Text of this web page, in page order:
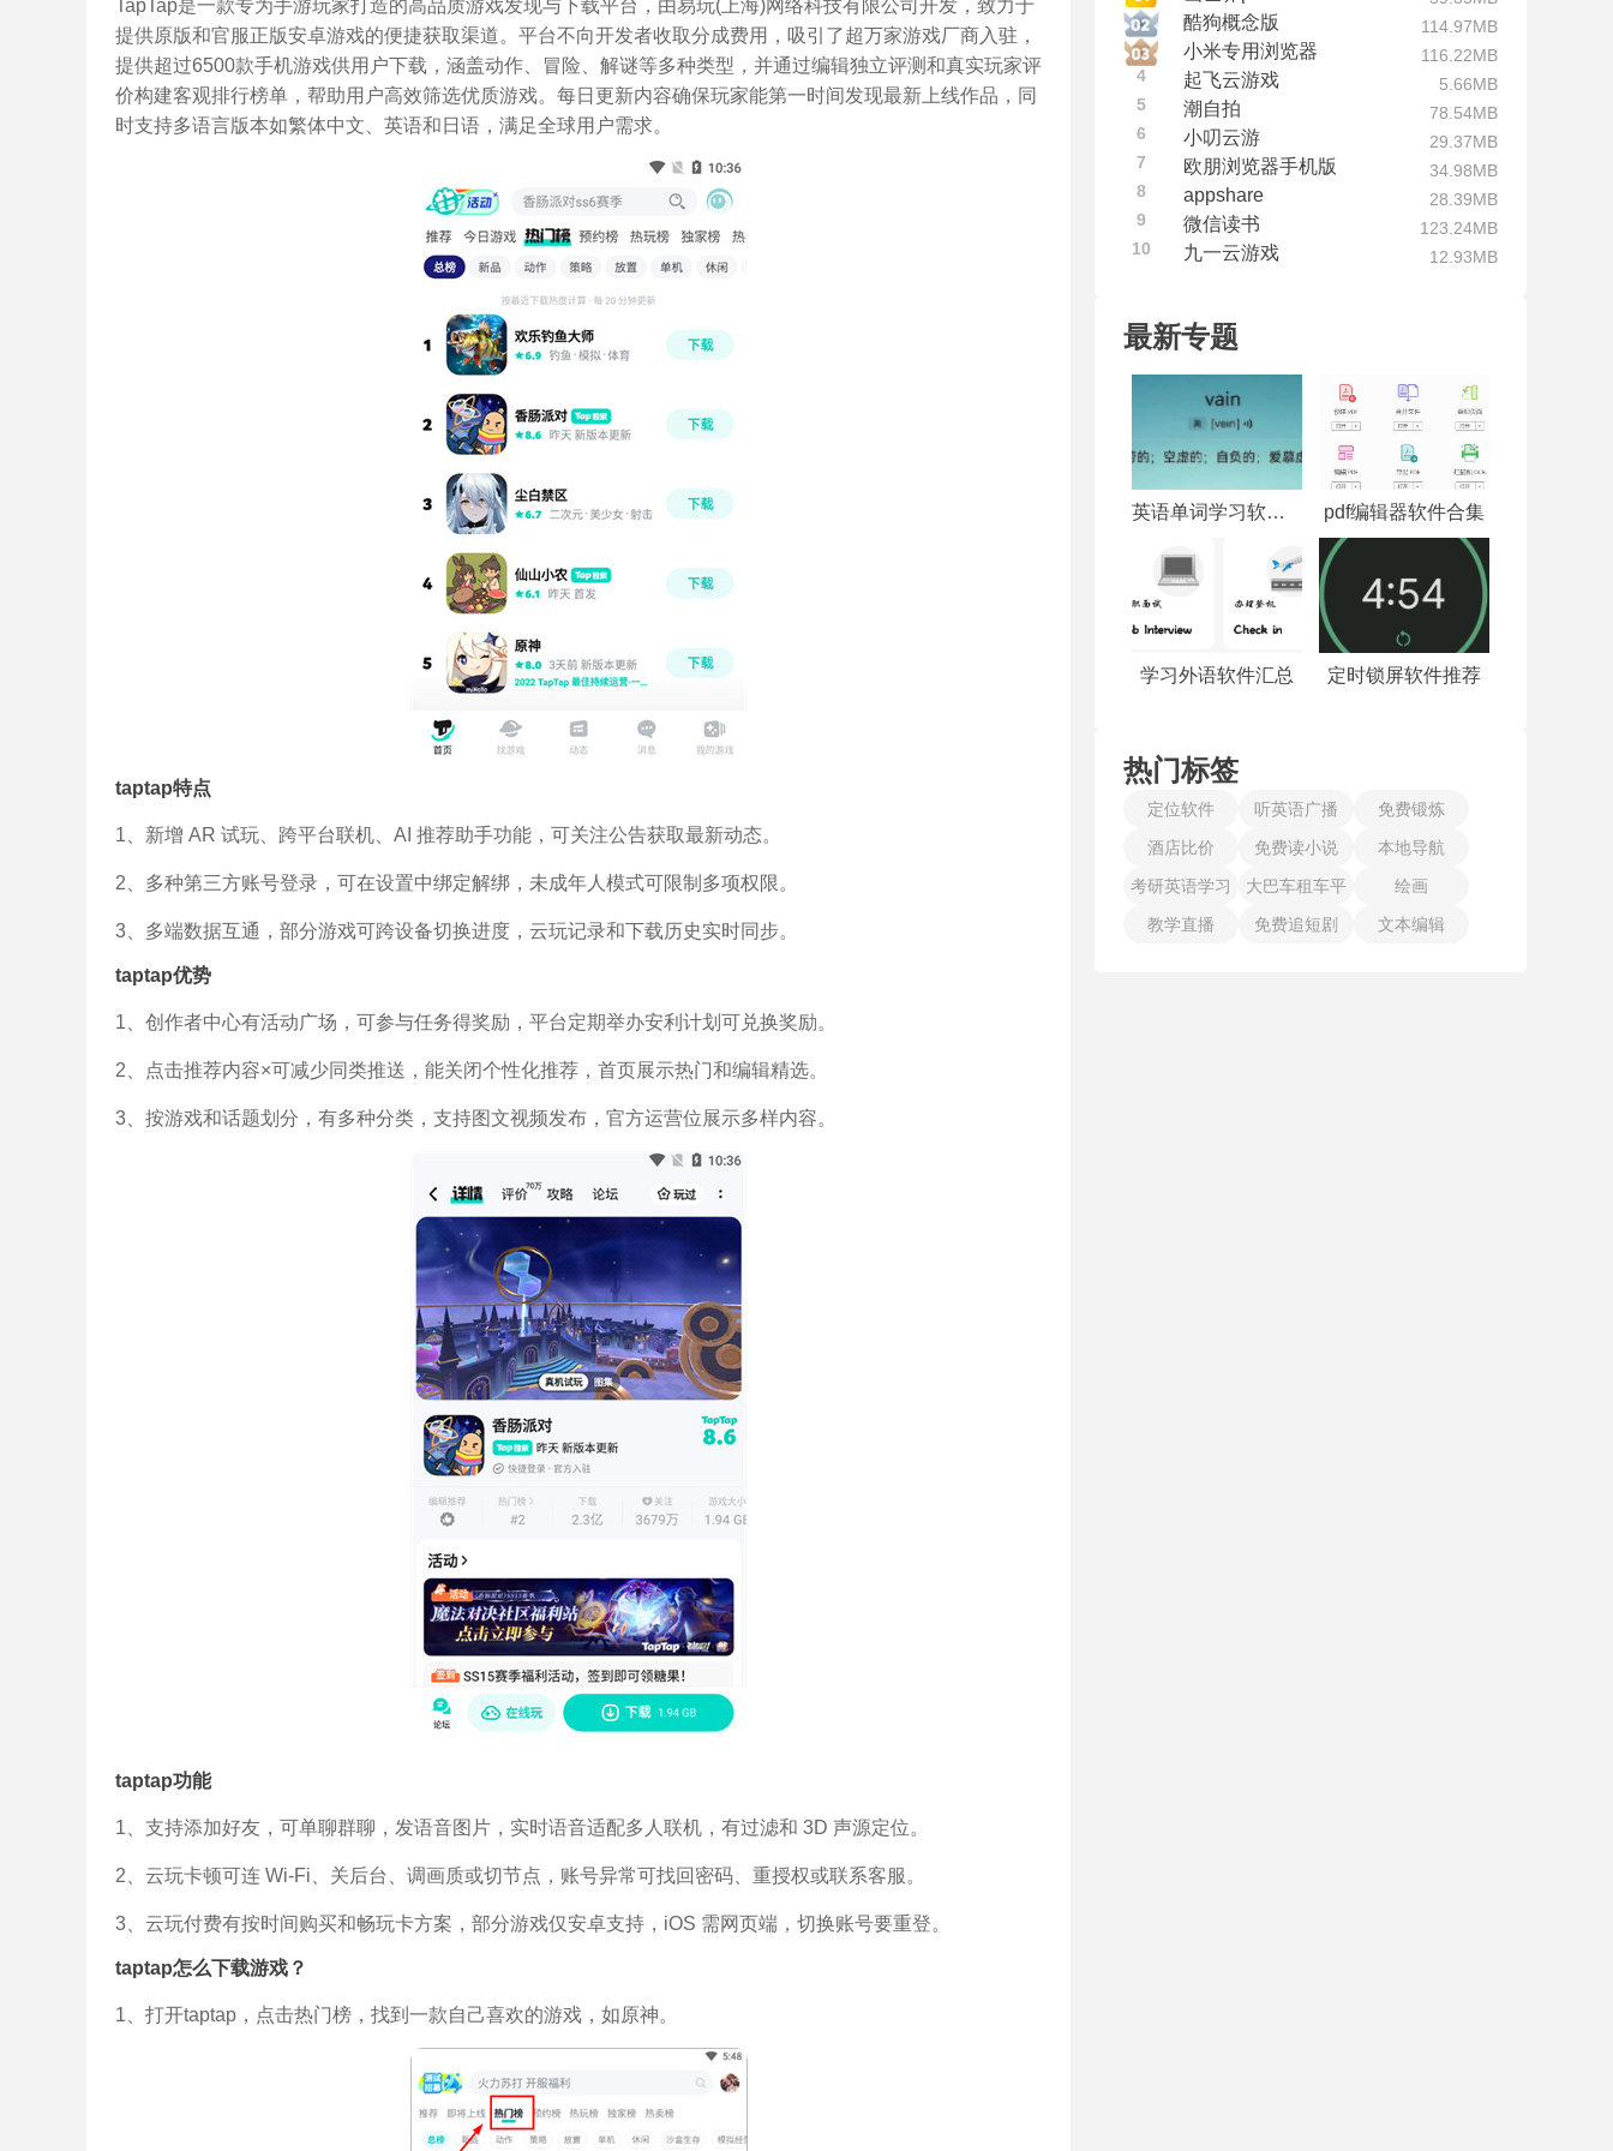
TapTap是一款专为手游玩家打造的高品质游戏发现与下载平台，由易玩(上海)网络科技有限公司开发，致力于
提供原版和官服正版安卓游戏的便捷获取渠道。平台不向开发者收取分成费用，吸引了超万家游戏厂商入驻，
提供超过6500款手机游戏供用户下载，涵盖动作、冒险、解谜等多种类型，并通过编辑独立评测和真实玩家评
价构建客观排行榜单，帮助用户高效筛选优质游戏。每日更新内容确保玩家能第一时间发现最新上线作品，同
时支持多语言版本如繁体中文、英语和日语，满足全球用户需求。
taptap特点
1、新增 AR 试玩、跨平台联机、AI 推荐助手功能，可关注公告获取最新动态。
2、多种第三方账号登录，可在设置中绑定解绑，未成年人模式可限制多项权限。
3、多端数据互通，部分游戏可跨设备切换进度，云玩记录和下载历史实时同步。
taptap优势
1、创作者中心有活动广场，可参与任务得奖励，平台定期举办安利计划可兑换奖励。
2、点击推荐内容×可减少同类推送，能关闭个性化推荐，首页展示热门和编辑精选。
3、按游戏和话题划分，有多种分类，支持图文视频发布，官方运营位展示多样内容。
taptap功能
1、支持添加好友，可单聊群聊，发语音图片，实时语音适配多人联机，有过滤和 3D 声源定位。
2、云玩卡顿可连 Wi-Fi、关后台、调画质或切节点，账号异常可找回密码、重授权或联系客服。
3、云玩付费有按时间购买和畅玩卡方案，部分游戏仅安卓支持，iOS 需网页端，切换账号要重登。
taptap怎么下载游戏？
1、打开taptap，点击热门榜，找到一款自己喜欢的游戏，如原神。
酷狗概念版 114.97MB
小米专用浏览器
116.22MB
4
起飞云游戏
5.66MB
5
潮自拍
78.54MB
6
小叨云游
29.37MB
7
欧朋浏览器手机版
34.98MB
8
appshare
28.39MB
9
微信读书
123.24MB
10
九一云游戏 12.93MB
最新专题
英语单词学习软件合集 pdf编辑器软件合集
学习外语软件汇总 定时锁屏软件推荐
热门标签
定位软件 听英语广播
免费锻炼
酒店比价
免费读小说
本地导航
考研英语学习
大巴车租车平
台
绘画
教学直播
免费追短剧 文本编辑